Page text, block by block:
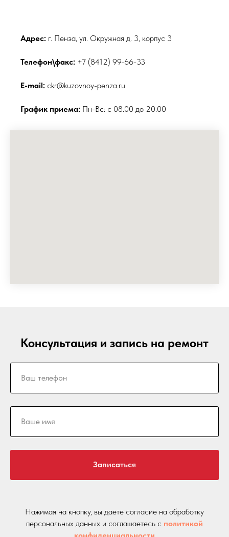
Адрес: г. Пенза, ул. Окружная д. 3, корпус 3
Телефон\факс: +7 (8412) 99-66-33
E-mail: ckr@kuzovnoy-penza.ru
График приема: Пн-Вс: с 08.00 до 20.00
Консультация и запись на ремонт
Записаться
Нажимая на кнопку, вы даете согласие на обработку
персональных данных и соглашаетесь c политикой